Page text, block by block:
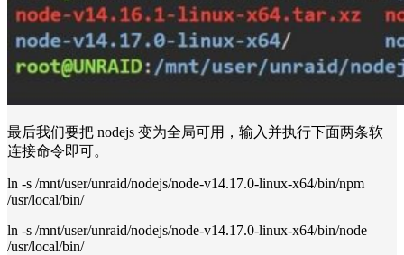
最后我们要把 nodejs 变为全局可用，输入并执行下面两条软
连接命令即可。
ln -s /mnt/user/unraid/nodejs/node-v14.17.0-linux-x64/bin/npm
/usr/local/bin/
ln -s /mnt/user/unraid/nodejs/node-v14.17.0-linux-x64/bin/node
/usr/local/bin/